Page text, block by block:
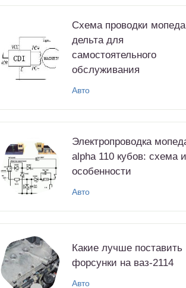
Схема проводки мопеда
дельта для
самостоятельного
обслуживания
Авто
Электропроводка
alpha 110 кубов: схема и
особенности
Авто
Какие лучше поставить
форсунки на ваз-2114
Авто